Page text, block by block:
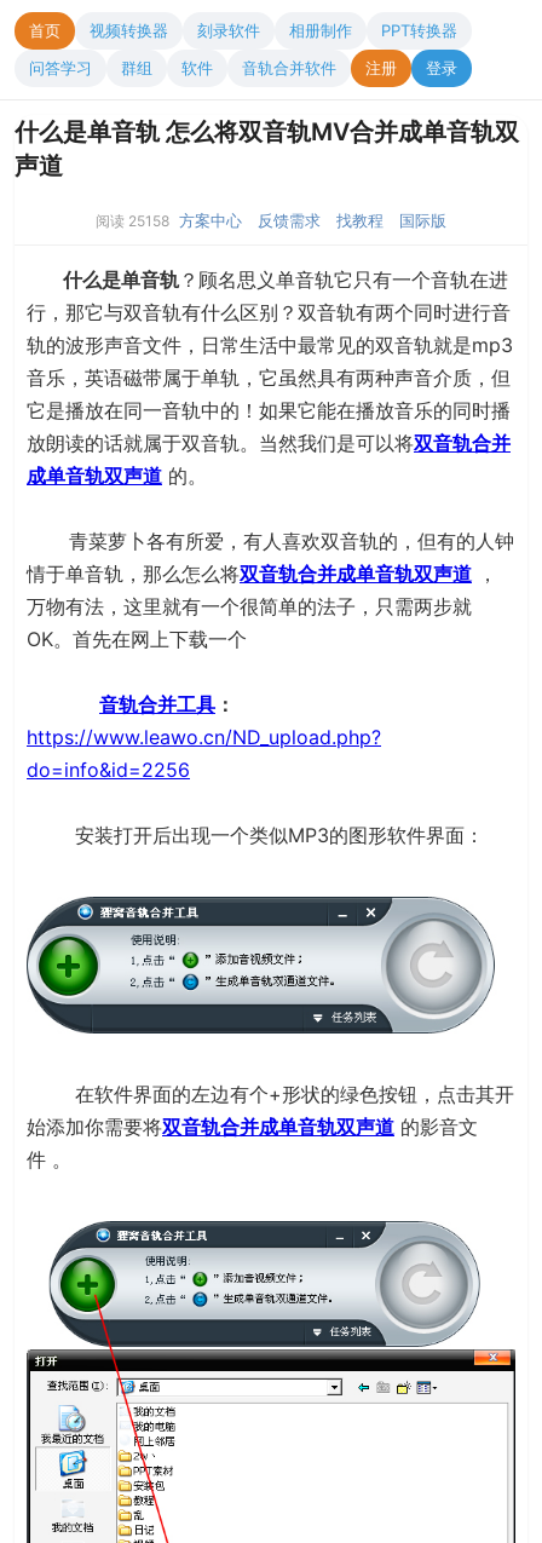
首页 视频转换器 刻录软件 相册制作
PPT转换器
问答学习
群组 软件 音轨合并软件 注册 登录
什么是单音轨 怎么将双音轨MV合并成单音轨双
声道
阅读 25158 方案中心 反馈需求 找教程 国际版
什么是单音轨？顾名思义单音轨它只有一个音轨在进
行，那它与双音轨有什么区别？双音轨有两个同时进行音
轨的波形声音文件，日常生活中最常见的双音轨就是mp3
音乐，英语磁带属于单轨，它虽然具有两种声音介质，但
它是播放在同一音轨中的！如果它能在播放音乐的同时播
放朗读的话就属于双音轨。当然我们是可以将双音轨合并
成单音轨双声道 的。
青菜萝卜各有所爱，有人喜欢双音轨的，但有的人钟
情于单音轨，那么怎么将双音轨合并成单音轨双声道 ，
万物有法，这里就有一个很简单的法子，只需两步就
OK。首先在网上下载一个
音轨合并工具 ：
https://www.leawo.cn/ND_upload.php?
do=info&id=2256
安装打开后出现一个类似MP3的图形软件界面：
在软件界面的左边有个+形状的绿色按钮，点击其开
始添加你需要将双音轨合并成单音轨双声道 的影音文
件 。